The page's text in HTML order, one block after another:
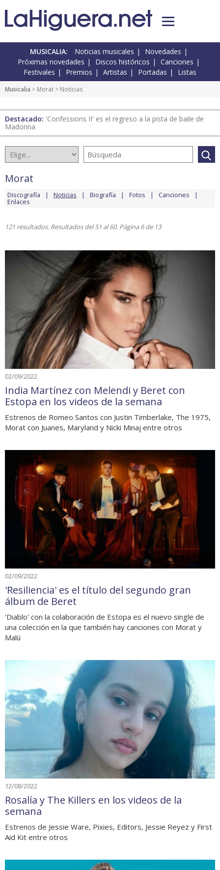
MUSICALIA: Noticias musicales
Novedades
Próximas novedades
Discos históricos
Canciones
Festivales
Premios Artistas Portadas Listas
Musicalia > Morat > Noticias
Destacado: 'Confessions II' es el regreso a la pista de baile de
Madonna
Morat
Discografía Noticias Biografía Fotos Canciones
Enlaces
121 resultados. Resultados del 51 al 60. Página 6 de 13
02/09/2022
India Martínez con Melendi y Beret con
Estopa en los videos de la semana
Estrenos de Romeo Santos con Justin Timberlake, The 1975,
Morat con Juanes, Maryland y Nicki Minaj entre otros
02/09/2022
'Resiliencia' es el título del segundo gran
álbum de Beret
'Diablo' con la colaboración de Estopa es el nuevo single de
una colección en la que también hay canciones con Morat y
Malú
12/08/2022
Rosalía y The Killers en los videos de la
semana
Estrenos de Jessie Ware, Pixies, Editors, Jessie Reyez y First
Aid Kit entre otros